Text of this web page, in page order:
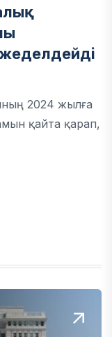
2024 жылға
қайта қарап,